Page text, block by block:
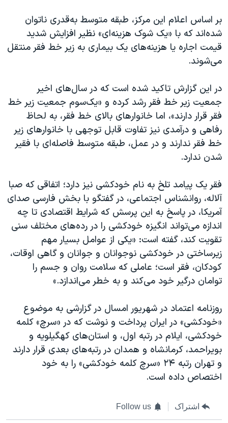
بر اساس اعلام این مرکز، طبقه متوسط به‌قدری ناتوان
شده‌اند که با «یک شوک هزینه‌ای» نظیر افزایش شدید
قیمت اجاره یا هزینه‌های یک بیماری به زیر خط فقر منتقل
‌می‌شوند.
در این گزارش تاکید شده است که در سال‌های اخیر
جمعیت زیر خط فقر رشد کرده و «یک‌سوم جمعیت زیر خط
فقر قرار دارند»، اما خانوارهای بالای خط فقر، به لحاظ
رفاهی و درآمدی نیز تفاوت قابل توجهی با خانوارهای زیر
خط فقر ندارند و در عمل، طبقه متوسط فاصله‌ای با فقیر
شدن ندارد.
فقر یک پیامد تلخ به نام خودکشی نیز دارد؛ اتفاقی که صبا
آلاله، روانشناس اجتماعی، در گفتگو با بخش فارسی صدای
آمریکا، در پاسخ به این پرسش که شرایط اقتصادی تا چه
اندازه می‌تواند انگیزه خودکشی را در رده‌های مختلف سنی
تقویت کند، گفته است: «یکی از عوامل بسیار مهم
زیرساختی در خودکشی نوجوانان و جوانان و گاهی اوقات،
کودکان، فقر است؛ عاملی که سلامت روان و جسم را
توامان درگیر خود می‌کند و به خطر می‌اندازد.»
روزنامه اعتماد در شهریور امسال در گزارشی به موضوع
«خودکشی» در ایران پرداخت و نوشت که در «سرچ» کلمه
خودکشی، ایلام در رتبه اول، و استان‌های کهگیلویه و
بویراحمد، کرمانشاه و همدان در رتبه‌های بعدی قرار دارند
و تهران رتبه ۲۴ «سرچ کلمه خودکشی» را به خود
اختصاص داده است.
اشتراک Follow us